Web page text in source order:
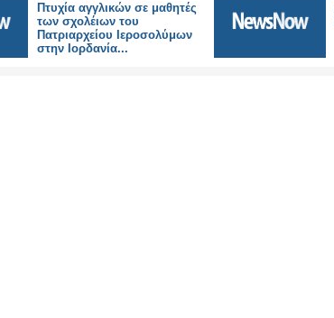
Πτυχία αγγλικών σε μαθητές
των σχολέιων του
Πατριαρχείου Ιεροσολύμων
στην Ιορδανία...